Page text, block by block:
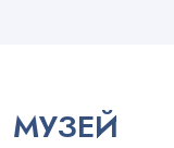
МУЗЕЙ